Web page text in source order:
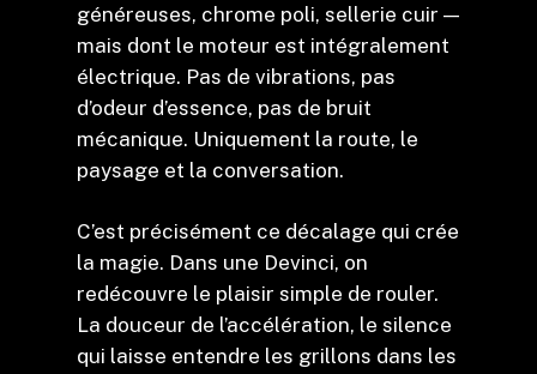
généreuses, chrome poli, sellerie cuir —
mais dont le moteur est intégralement
électrique. Pas de vibrations, pas
d’odeur d’essence, pas de bruit
mécanique. Uniquement la route, le
paysage et la conversation.
C’est précisément ce décalage qui crée
la magie. Dans une Devinci, on
redécouvre le plaisir simple de rouler.
La douceur de l’accélération, le silence
qui laisse entendre les grillons dans les